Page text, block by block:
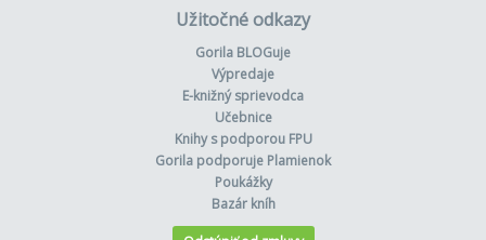
Užitočné odkazy
Gorila BLOGuje
Výpredaje
E-knižný sprievodca
Učebnice
Knihy s podporou FPU
Gorila podporuje Plamienok
Poukážky
Bazár kníh